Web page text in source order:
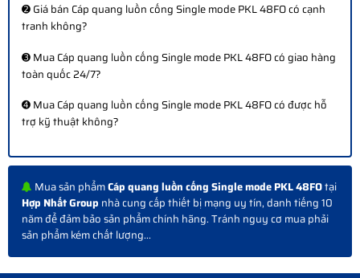
➋ Giá bán Cáp quang luồn cống Single mode PKL 48FO có cạnh
tranh không?
➌ Mua Cáp quang luồn cống Single mode PKL 48FO có giao hàng
toàn quốc 24/7?
➍ Mua Cáp quang luồn cống Single mode PKL 48FO có được hỗ
trợ kỹ thuật không?
Mua sản phẩmCáp quang luồn cống Single mode PKL 48FOtại
Hợp Nhất Group nhà cung cấp thiết bị mạng uy tín, danh tiếng 10
năm để đảm bảo sản phẩm chính hãng. Tránh nguy cơ mua phải
sản phẩm kém chất lượng...